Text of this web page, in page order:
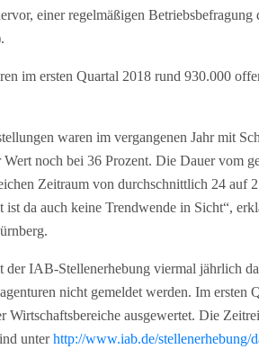
einer regelmäßigen
im ersten Quartal 2018 rund 930.000
waren im vergangenen Jahr mit
noch bei 36 Prozent. Die Dauer vom
Zeitraum von durchschnittlich 24 auf
ist da auch keine Trendwende in Sicht“,
IAB-Stellenerhebung viermal jährlich
nicht gemeldet werden. Im
Wirtschaftsbereiche ausgewertet. Die
unterhttp://www.iab.de/stellenerhebung/